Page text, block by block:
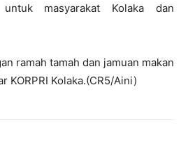
masyarakat Kolaka dan
ramah tamah dan jamuan makan
KORPRI Kolaka.(CR5/Aini)